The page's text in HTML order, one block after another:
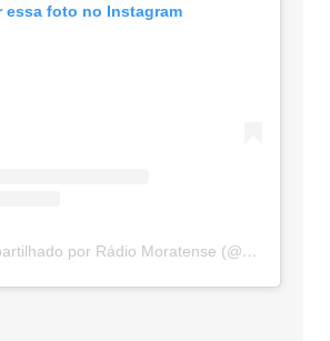
essa foto no Instagram
Um post compartilhado por Rádio Moratense (@radio_moratense)